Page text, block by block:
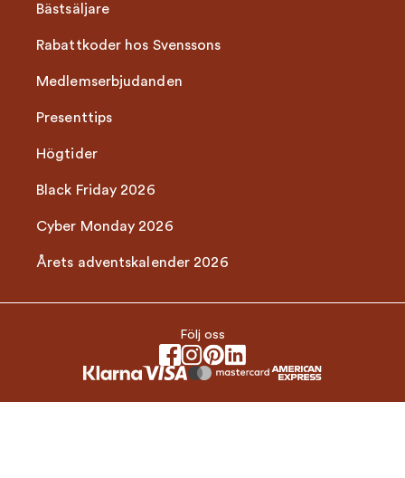
Bästsäljare
Rabattkoder hos Svenssons
Medlemserbjudanden
Presenttips
Högtider
Black Friday 2026
Cyber Monday 2026
Årets adventskalender 2026
Följ oss